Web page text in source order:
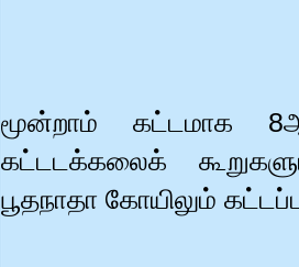
மூன்றாம் கட்டமாக
கட்டடக்கலைக்
பூதநாதா கோயிலும்